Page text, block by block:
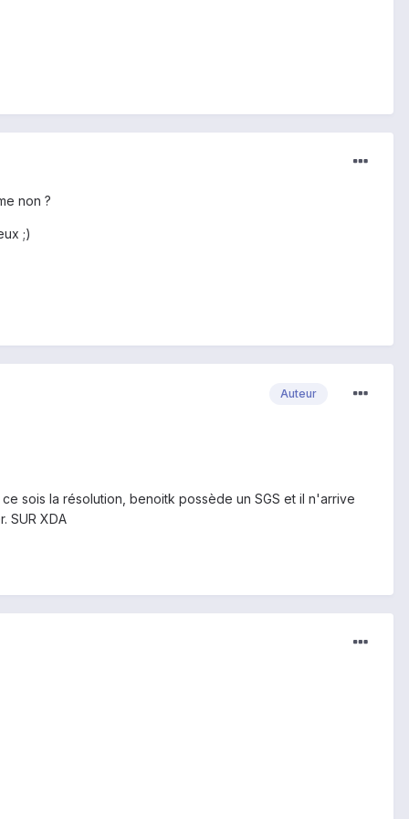
non ?
;)
Auteur
sois la résolution, benoitk possède un SGS et il n'arrive
SUR XDA